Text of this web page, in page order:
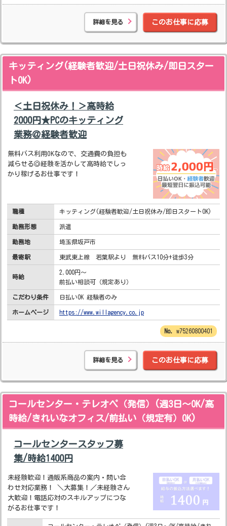
詳細を見る このお仕事に応募
キッティング(経験者歓迎/土日祝休み/即日スター
トOK)
＜土日祝休み！＞高時給
2000円★PCのキッティング
業務＠経験者歓迎
無料バス利用OKなので、交通費の負担も
減らせる◎経験を活かして高時給でしっ
かり稼げるお仕事です！
職種 キッティング(経験者歓迎/土日祝休み/即日スタートOK)
勤務形態 派遣
勤務地 埼玉県坂戸市
最寄駅 東武東上線 若葉駅より 無料バス10分+徒歩3分
時給
2,000円～
前払い相談可（規定あり）
こだわり条件 日払いOK 経験者のみ
ホームページ https://www.willagency.co.jp
w75260800401
詳細を見る このお仕事に応募
コールセンター・テレオペ（発信）(週3日～OK/高
時給/きれいなオフィス/前払い（規定有）OK)
コールセンタースタッフ募
集/時給1400円
未経験歓迎！通販系商品の案内・問い合
わせ対応業務！ ＼大募集！／未経験さん
大歓迎！電話応対のスキルアップにつな
がるお仕事です！